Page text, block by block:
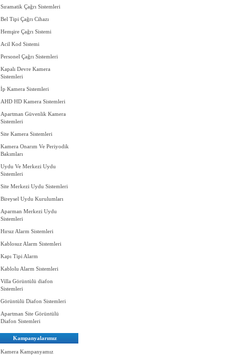
Sıramatik Çağrı Sistemleri
Bel Tipi Çağrı Cihazı
Hemşire Çağrı Sistemi
Acil Kod Sistemi
Personel Çağrı Sistemleri
Kapalı Devre Kamera
Sistemleri
İp Kamera Sistemleri
AHD HD Kamera Sistemleri
Apartman Güvenlik Kamera
Sistemleri
Site Kamera Sistemleri
Kamera Onarım Ve Periyodik
Bakımları
Uydu Ve Merkezi Uydu
Sistemleri
Site Merkezi Uydu Sistemleri
Bireysel Uydu Kurulumları
Aparman Merkezi Uydu
Sistemleri
Hırsız Alarm Sistemleri
Kablosuz Alarm Sistemleri
Kapı Tipi Alarm
Kablolu Alarm Sistemleri
Villa Görüntülü diafon
Sistemleri
Görüntülü Diafon Sistemleri
Apartman Site Görüntülü
Diafon Sistemleri
Kampanyalarımız
Kamera Kampanyamız